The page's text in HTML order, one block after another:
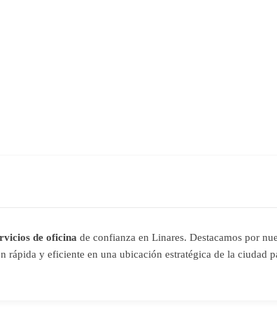
de oficina de confianza en Linares. Destacamos por
y eficiente en una ubicación estratégica de la ciudad